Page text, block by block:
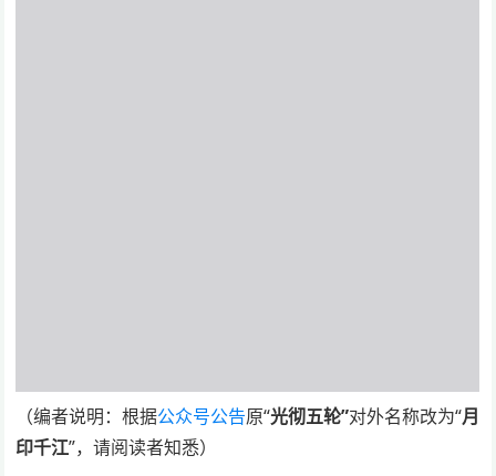
（编者说明：根据公众号公告原“光彻五轮”对外名称改为“月
印千江”，请阅读者知悉）